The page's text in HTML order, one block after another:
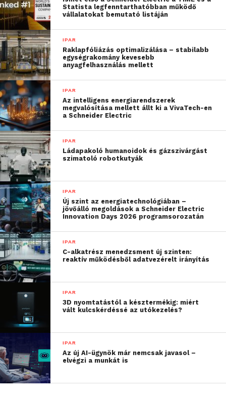
Statista legfenntarthatóbban működő
vállalatokat bemutató listáján
IPAR
Raklapfóliázás optimalizálása – stabilabb
egységrakomány kevesebb
anyagfelhasználás mellett
IPAR
Az intelligens energiarendszerek
megvalósítása mellett állt ki a VivaTech-en
a Schneider Electric
IPAR
Ládapakoló humanoidok és gázszivárgást
szimatoló robotkutyák
IPAR
Új szint az energiatechnológiában –
jövőálló megoldások a Schneider Electric
Innovation Days 2026 programsorozatán
IPAR
C-alkatrész menedzsment új szinten:
reaktív működésből adatvezérelt irányítás
IPAR
3D nyomtatástól a késztermékig: miért
vált kulcskérdéssé az utókezelés?
IPAR
Az új AI-ügynök már nemcsak javasol –
elvégzi a munkát is